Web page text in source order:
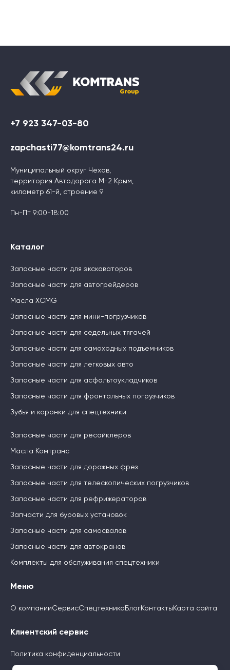
+7 923 347-03-80
zapchasti77@komtrans24.ru
Муниципальный округ Чехов,
территория Автодорога М-2 Крым,
километр 61-й, строение 9
Пн-Пт 9:00-18:00
Каталог
Запасные части для экскаваторов
Запасные части для автогрейдеров
Масла XCMG
Запасные части для мини-погрузчиков
Запасные части для седельных тягачей
Запасные части для самоходных подъемников
Запасные части для легковых авто
Запасные части для асфальтоукладчиков
Запасные части для фронтальных погрузчиков
Зубья и коронки для спецтехники
Запасные части для ресайклеров
Масла Комтранс
Запасные части для дорожных фрез
Запасные части для телескопических погрузчиков
Запасные части для рефрижераторов
Запчасти для буровых установок
Запасные части для самосвалов
Запасные части для автокранов
Комплекты для обслуживания спецтехники
Меню
О компанииСервисСпецтехника БлогКонтакты Карта сайта
Клиентский сервис
Политика конфиденциальности